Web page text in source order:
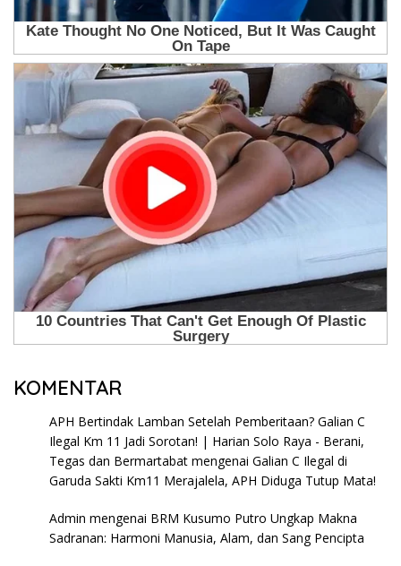
KOMENTAR
APH Bertindak Lamban Setelah Pemberitaan? Galian C
Ilegal Km 11 Jadi Sorotan! | Harian Solo Raya - Berani,
Tegas dan Bermartabat mengenai Galian C Ilegal di
Garuda Sakti Km11 Merajalela, APH Diduga Tutup Mata!
Admin mengenai BRM Kusumo Putro Ungkap Makna
Sadranan: Harmoni Manusia, Alam, dan Sang Pencipta